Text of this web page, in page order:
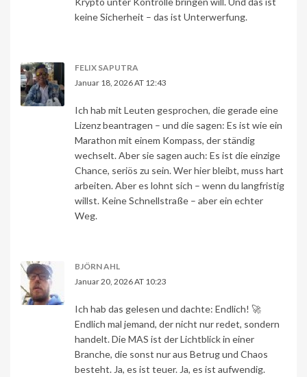
keine Sicherheit – das ist Unterwerfung.
FELIX SAPUTRA
Januar 18, 2026 AT 12:43
Ich hab mit Leuten gesprochen, die gerade eine
Lizenz beantragen – und die sagen: Es ist wie ein
Marathon mit einem Kompass, der ständig
wechselt. Aber sie sagen auch: Es ist die einzige
Chance, seriös zu sein. Wer hier bleibt, muss hart
arbeiten. Aber es lohnt sich – wenn du langfristig
willst. Keine Schnellstraße – aber ein echter
Weg.
BJÖRN AHL
Januar 20, 2026 AT 10:23
Ich hab das gelesen und dachte: Endlich! 🚀
Endlich mal jemand, der nicht nur redet, sondern
handelt. Die MAS ist der Lichtblick in einer
Branche, die sonst nur aus Betrug und Chaos
besteht. Ja, es ist teuer. Ja, es ist aufwendig.